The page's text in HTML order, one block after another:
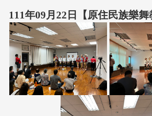
111年09月22日【原住民族樂舞